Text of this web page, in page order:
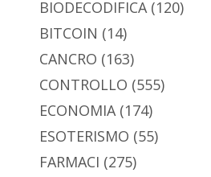
BIODECODIFICA(120)
BITCOIN (14)
CANCRO (163)
CONTROLLO (555)
ECONOMIA(174)
ESOTERISMO (55)
FARMACI (275)